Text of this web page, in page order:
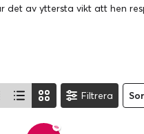
av yttersta vikt att hen
Filtrera